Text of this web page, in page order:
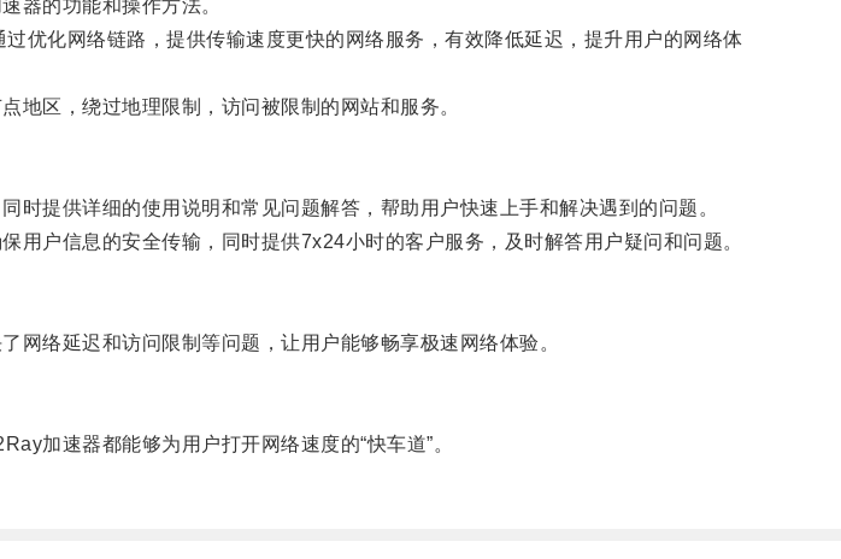
的功能和操作方法。
化网络链路，提供传输速度更快的网络服务，有效降低延迟，提升用户的网络体
区，绕过地理限制，访问被限制的网站和服务。
提供详细的使用说明和常见问题解答，帮助用户快速上手和解决遇到的问题。
户信息的安全传输，同时提供7x24小时的客户服务，及时解答用户疑问和问题。
络延迟和访问限制等问题，让用户能够畅享极速网络体验。
加速器都能够为用户打开网络速度的“快车道”。